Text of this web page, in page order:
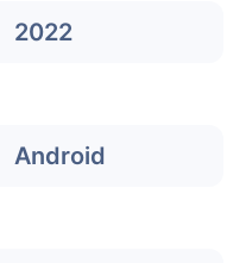
2022
Android